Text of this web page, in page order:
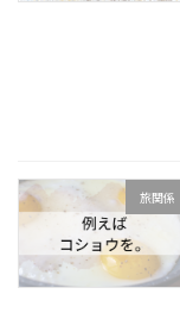
旅関係